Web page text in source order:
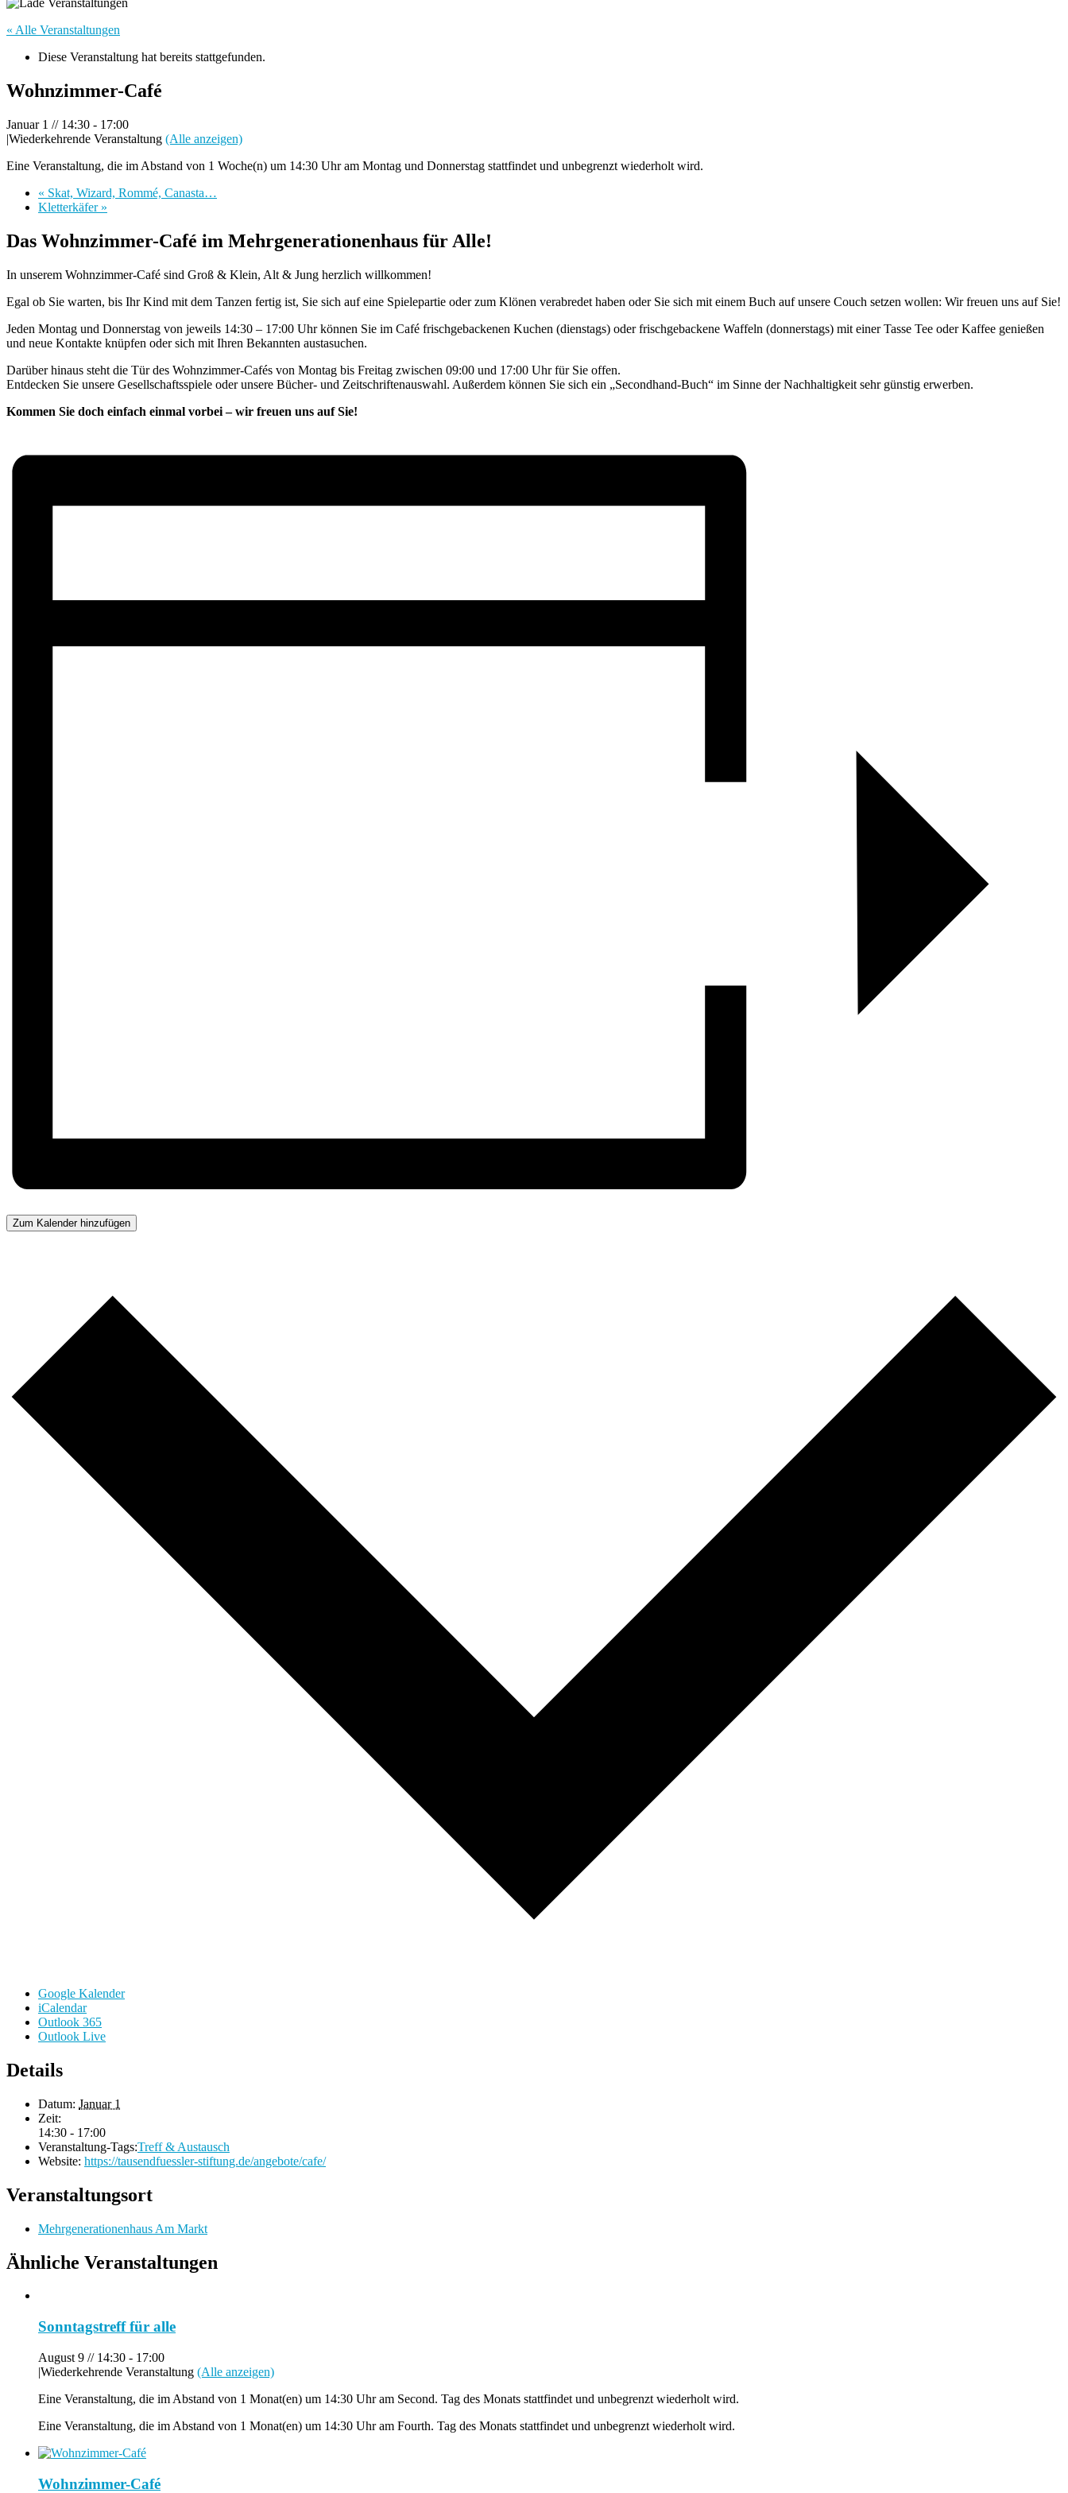
« Alle Veranstaltungen
Diese Veranstaltung hat bereits stattgefunden.
Wohnzimmer-Café
Januar 1 // 14:30 - 17:00
|Wiederkehrende Veranstaltung (Alle anzeigen)
Eine Veranstaltung, die im Abstand von 1 Woche(n) um 14:30 Uhr am Montag und Donnerstag stattfindet und unbegrenzt wiederholt wird.
« Skat, Wizard, Rommé, Canasta…
Kletterkäfer »
Das Wohnzimmer-Café im Mehrgenerationenhaus für Alle!
In unserem Wohnzimmer-Café sind Groß & Klein, Alt & Jung herzlich willkommen!
Egal ob Sie warten, bis Ihr Kind mit dem Tanzen fertig ist, Sie sich auf eine Spielepartie oder zum Klönen verabredet haben oder Sie sich mit einem Buch auf unsere Couch setzen wollen: Wir freuen uns auf Sie!
Jeden Montag und Donnerstag von jeweils 14:30 – 17:00 Uhr können Sie im Café frischgebackenen Kuchen (dienstags) oder frischgebackene Waffeln (donnerstags) mit einer Tasse Tee oder Kaffee genießen
und neue Kontakte knüpfen oder sich mit Ihren Bekannten austasuchen.
Darüber hinaus steht die Tür des Wohnzimmer-Cafés von Montag bis Freitag zwischen 09:00 und 17:00 Uhr für Sie offen.
Entdecken Sie unsere Gesellschaftsspiele oder unsere Bücher- und Zeitschriftenauswahl. Außerdem können Sie sich ein „Secondhand-Buch“ im Sinne der Nachhaltigkeit sehr günstig erwerben.
Kommen Sie doch einfach einmal vorbei – wir freuen uns auf Sie!
Zum Kalender hinzufügen
Google Kalender
iCalendar
Outlook 365
Outlook Live
Details
Datum: Januar 1
Zeit:
14:30 - 17:00
Veranstaltung-Tags:Treff & Austausch
Website: https://tausendfuessler-stiftung.de/angebote/cafe/
Veranstaltungsort
Mehrgenerationenhaus Am Markt
Ähnliche Veranstaltungen
Sonntagstreff für alle
August 9 // 14:30 - 17:00
|Wiederkehrende Veranstaltung (Alle anzeigen)
Eine Veranstaltung, die im Abstand von 1 Monat(en) um 14:30 Uhr am Second. Tag des Monats stattfindet und unbegrenzt wiederholt wird.
Eine Veranstaltung, die im Abstand von 1 Monat(en) um 14:30 Uhr am Fourth. Tag des Monats stattfindet und unbegrenzt wiederholt wird.
Wohnzimmer-Café